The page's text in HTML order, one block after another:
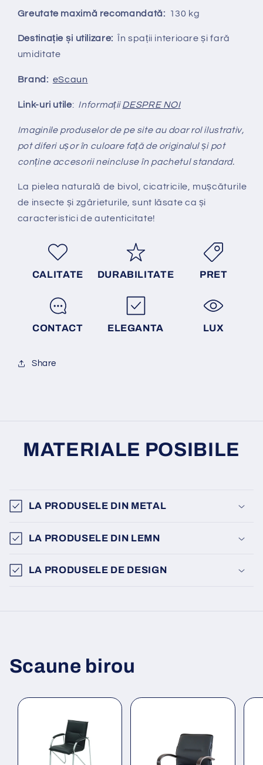
Greutate maximă recomandată: 130 kg
Destinație și utilizare: În spații interioare și fară
umiditate
Brand: eScaun
Link-uri utile: InformațiiDESPRE NOI
Imaginile produselor de pe site au doar rol ilustrativ,
pot diferi ușor în culoare față de originalul și pot
conține accesorii neincluse în pachetul standard.
La pielea naturală de bivol, cicatricile, mușcăturile
de insecte și zgârieturile, sunt lăsate ca și
caracteristici de autenticitate!
CALITATE DURABILITATE PRET
CONTACT ELEGANTA LUX
Share
MATERIALE POSIBILE
LA PRODUSELE DIN METAL
LA PRODUSELE DIN LEMN
LA PRODUSELE DE DESIGN
Scaune birou